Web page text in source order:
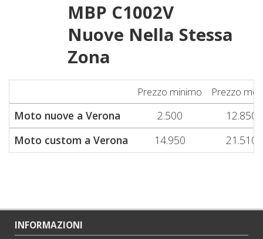
MBP C1002V
Nuove Nella Stessa
Zona
Prezzo minimo Prezzo
Moto nuove a Verona 2.500
12.850
Moto custom a Verona
14.950 21.510
INFORMAZIONI